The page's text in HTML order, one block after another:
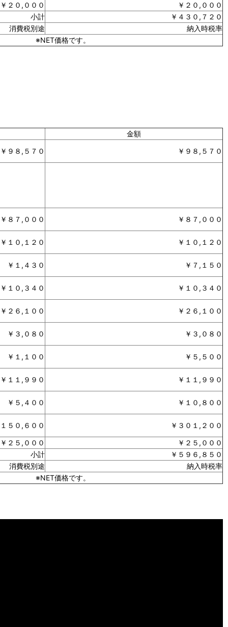
￥２０,０００
￥２０,０００
小計
￥４３０,７２０
消費税別途
納入時税率
※NET価格です。
金額
￥９８,５７０
￥９８,５７０
￥８７,０００ ￥８７,０００
￥１０,１２０ ￥１０,１２０
￥１,４３０ ￥７,１５０
￥１０,３４０ ￥１０,３４０
￥２６,１００ ￥２６,１００
￥３,０８０ ￥３,０８０
￥１,１００ ￥５,５００
￥１１,９９０ ￥１１,９９０
￥５,４００ ￥１０,８００
５０,６００
￥３０１,２００
￥２５,０００
￥２５,０００
小計
￥５９６,８５０
消費税別途
納入時税率
※NET価格です。